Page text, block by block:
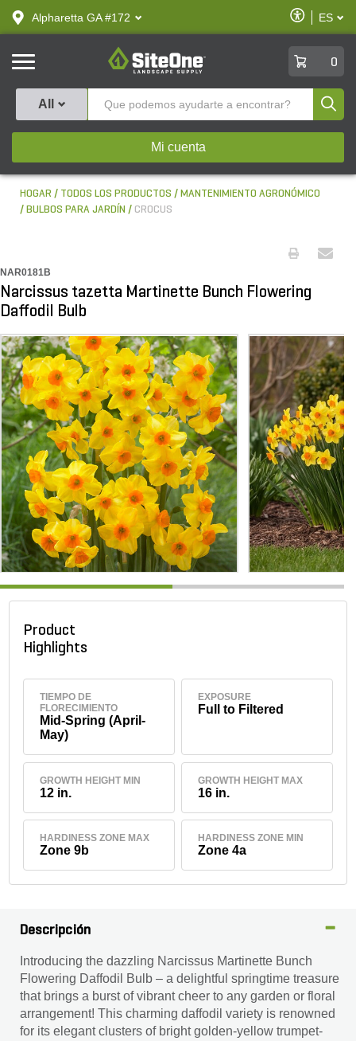
text.skipToContent
text.skipToNavigation
Alpharetta GA #172
Habilitar
ES
SiteOne
0
All
Mi cuenta
HOGAR TODOS LOS PRODUCTOS
MANTENIMIENTO AGRONÓMICO
BULBOS PARA JARDÍN
CROCUS
NAR0181B
Narcissus tazetta Martinette Bunch Flowering
Daffodil Bulb
Product
Highlights
TIEMPO DE
FLORECIMIENTO
Mid-Spring (April-
May)
EXPOSURE
Full to Filtered
GROWTH HEIGHT MIN
12 in.
GROWTH HEIGHT MAX
16 in.
HARDINESS ZONE MAX
Zone 9b
HARDINESS ZONE MIN
Zone 4a
Descripción
Introducing the dazzling Narcissus Martinette Bunch
Flowering Daffodil Bulb – a delightful springtime treasure
that brings a burst of vibrant cheer to any garden or floral
arrangement! This charming daffodil variety is renowned
for its elegant clusters of bright golden-yellow trumpet-